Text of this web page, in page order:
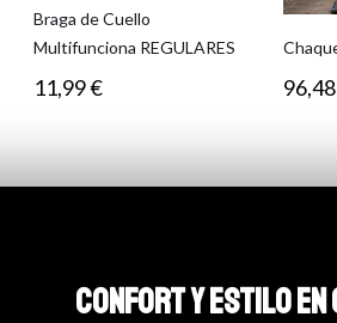
Braga de Cuello
Multifunciona REGULARES
11,99€
CONFORT Y ESTILO